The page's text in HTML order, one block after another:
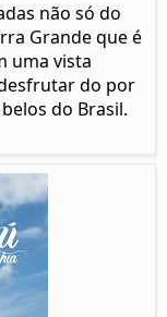
não só do
Grande que é
uma vista
do por
do Brasil.